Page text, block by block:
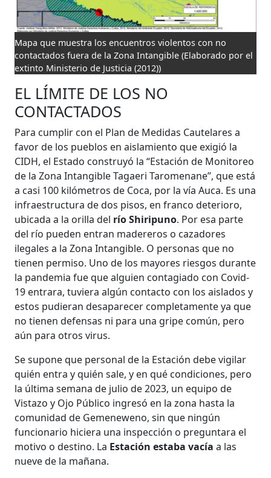
Mapa que muestra los encuentros violentos con no
contactados fuera de la Zona Intangible (Elaborado por el
extinto Ministerio de Justicia (2012))
EL LÍMITE DE LOS NO
CONTACTADOS
Para cumplir con el Plan de Medidas Cautelares a
favor de los pueblos en aislamiento que exigió la
CIDH, el Estado construyó la “Estación de Monitoreo
de la Zona Intangible Tagaeri Taromenane”, que está
a casi 100 kilómetros de Coca, por la vía Auca. Es una
infraestructura de dos pisos, en franco deterioro,
ubicada a la orilla del río Shiripuno. Por esa parte
del río pueden entran madereros o cazadores
ilegales a la Zona Intangible. O personas que no
tienen permiso. Uno de los mayores riesgos durante
la pandemia fue que alguien contagiado con Covid-
19 entrara, tuviera algún contacto con los aislados y
estos pudieran desaparecer completamente ya que
no tienen defensas ni para una gripe común, pero
aún para otros virus.
Se supone que personal de la Estación debe vigilar
quién entra y quién sale, y en qué condiciones, pero
la última semana de julio de 2023, un equipo de
Vistazo y Ojo Público ingresó en la zona hasta la
comunidad de Gemeneweno, sin que ningún
funcionario hiciera una inspección o preguntara el
motivo o destino. La Estación estaba vacía a las
nueve de la mañana.